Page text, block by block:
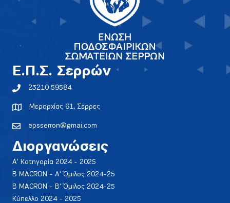
E.Π.Σ. Σερρών
23210 59584
Μεραρχίας 61, Σέρρες
epsserron@gmai.com
Διοργανώσεις
Α' Κατηγορία 2024 - 2025
Β MACRON - Α' Όμιλος 2024-25
Β MACRON - Β' Όμιλος 2024-25
Κύπελλο 2024 - 2025